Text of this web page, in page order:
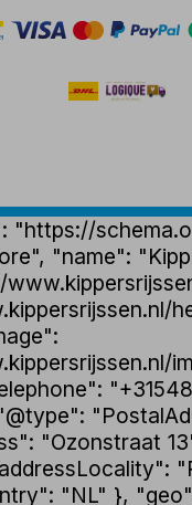
"https://
"name":
"Ozonstraat
"NL" },